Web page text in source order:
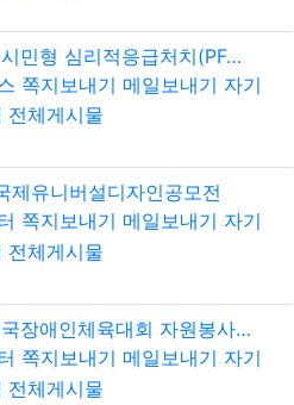
형 심리적응급처치(PFA)교육
쪽지보내기 메일보내기 자기
전체게시물
제유니버설디자인공모전
쪽지보내기 메일보내기 자기
전체게시물
애인체육대회 자원봉사자 모집 공유
쪽지보내기 메일보내기 자기
전체게시물